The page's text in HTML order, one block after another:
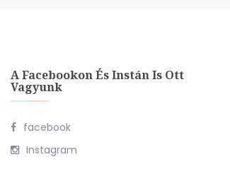
A Facebookon És Instán Is Ott
Vagyunk
facebook
Instagram